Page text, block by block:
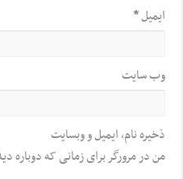
ایمیل*
وب‌ سایت
ذخیره نام، ایمیل و وبسایت
من در مرورگر برای زمانی که دوباره